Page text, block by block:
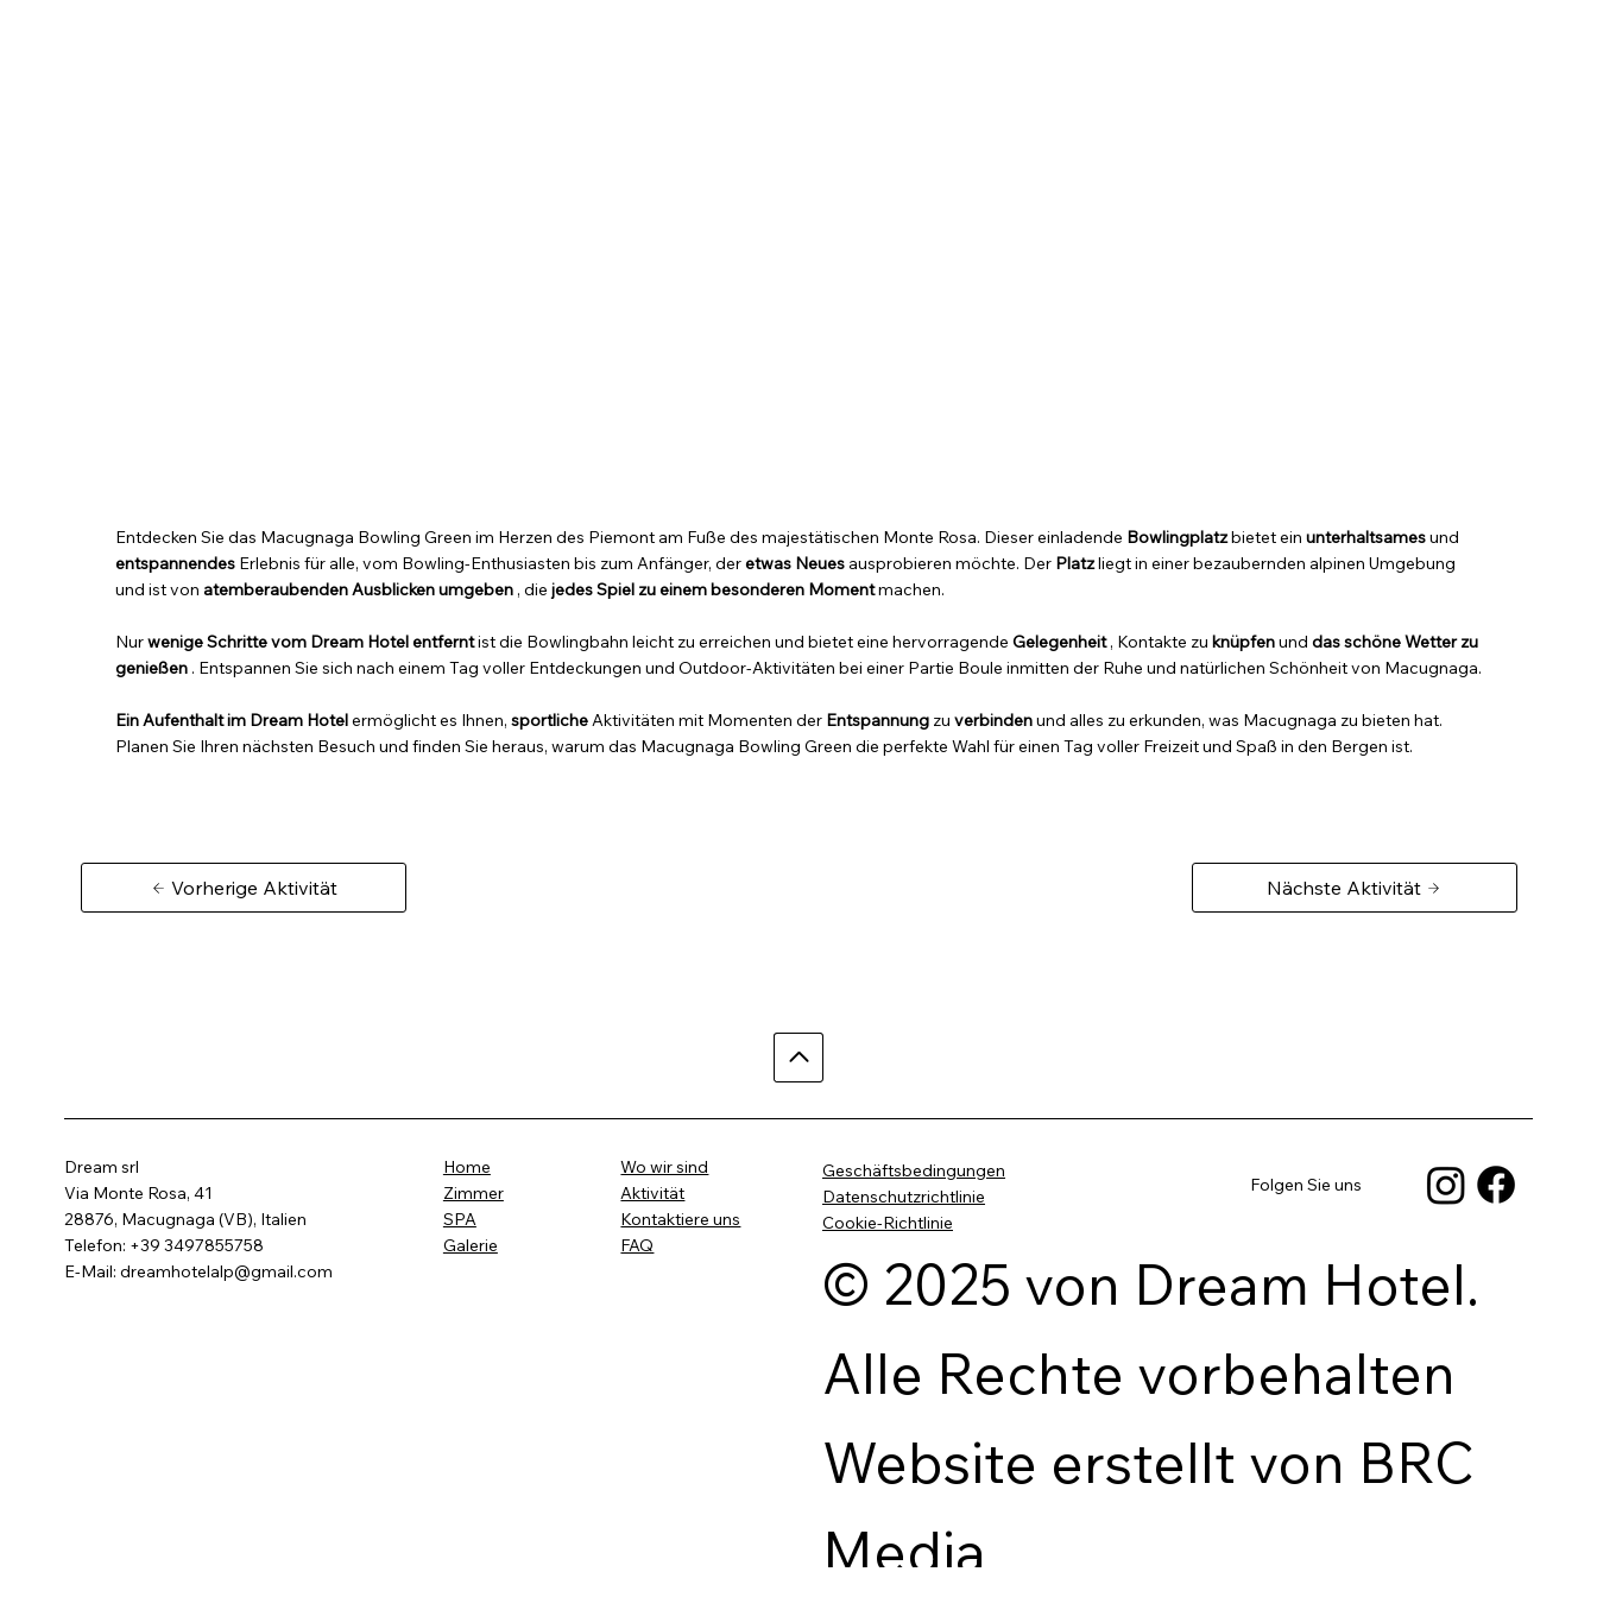
Entdecken Sie das Macugnaga Bowling Green im Herzen des Piemont am Fuße des majestätischen Monte Rosa. Dieser einladende Bowlingplatzbietet ein unterhaltsamesund
entspannendesErlebnis für alle, vom Bowling-Enthusiasten bis zum Anfänger, deretwas Neuesausprobieren möchte. Der Platzliegt in einer bezaubernden alpinen Umgebung
und ist von atemberaubenden Ausblickenumgeben, die jedes Spiel zu einem besonderen Momentmachen.
Nurwenige Schritte vom Dream Hotel entferntist die Bowlingbahn leicht zu erreichen und bietet eine hervorragende Gelegenheit, Kontakte zu knüpfenund das schöne Wetter zu
genießen. Entspannen Sie sich nach einem Tag voller Entdeckungen und Outdoor-Aktivitäten bei einer Partie Boule inmitten der Ruhe und natürlichen Schönheit von Macugnaga.
Ein Aufenthalt im Dream Hotelermöglicht es Ihnen, sportlicheAktivitäten mit Momenten der Entspannungzu verbindenund alles zu erkunden, was Macugnaga zu bieten hat.
Planen Sie Ihren nächsten Besuch und finden Sie heraus, warum das Macugnaga Bowling Green die perfekte Wahl für einen Tag voller Freizeit und Spaß in den Bergen ist.
Nächste Aktivität
Vorherige Aktivität
Dream srl
Via Monte Rosa, 41
28876, Macugnaga (VB), Italien
Telefon: +39 3497855758
E-Mail: dreamhotelalp@gmail.com
Home
Zimmer
SPA
Galerie
Wo wir sind
Aktivität
Kontaktiere uns
FAQ
Folgen Sie uns
Geschäftsbedingungen
Datenschutzrichtlinie
Cookie-Richtlinie
© 2025 von Dream Hotel.
Alle Rechte vorbehalten
Website erstellt von BRC
Media